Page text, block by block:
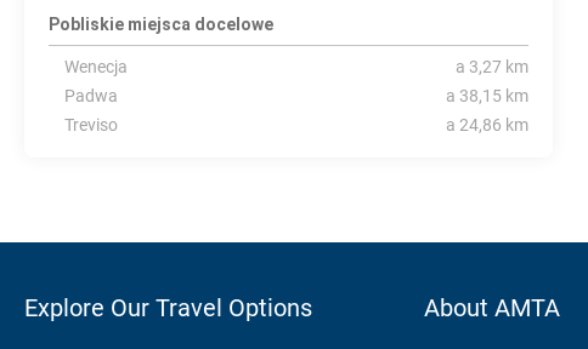
Pobliskie miejsca docelowe
Wenecja
a 3,27 km
Padwa
a 38,15 km
Treviso
a 24,86 km
Explore Our Travel Options About AMTA